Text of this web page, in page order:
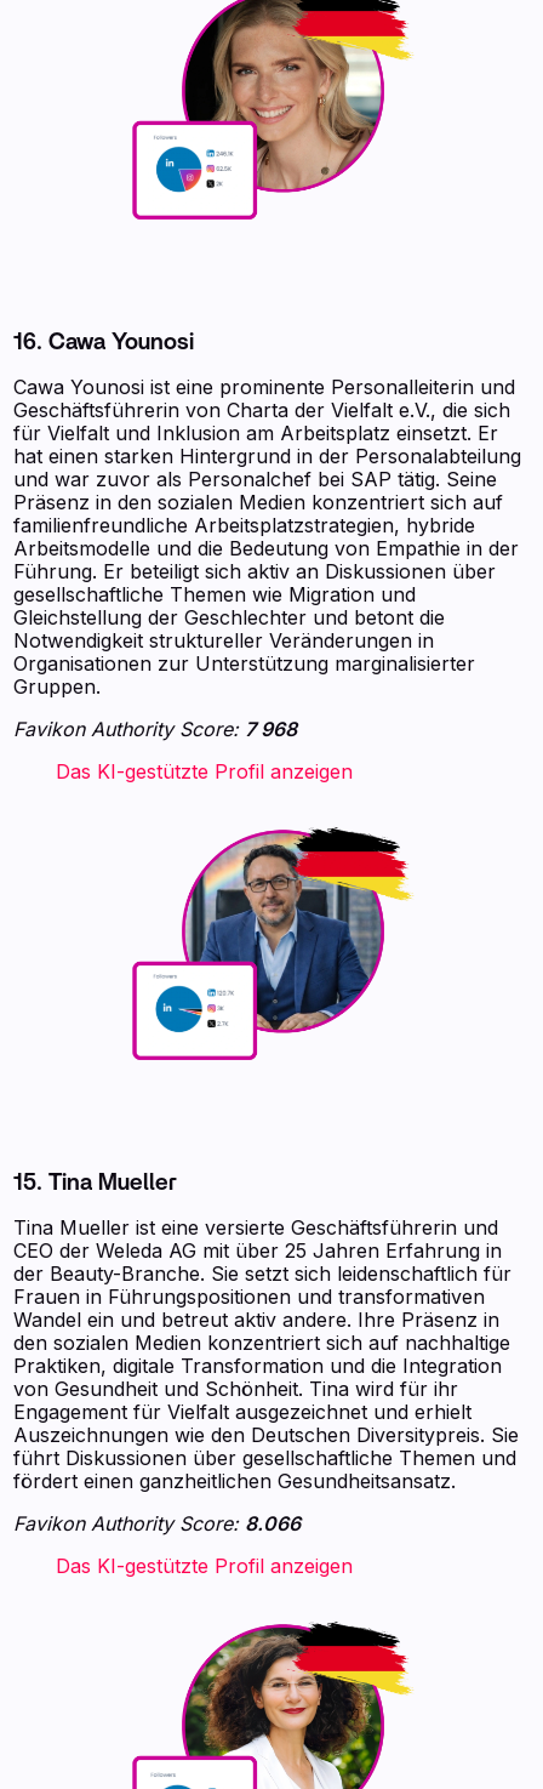
16. Cawa Younosi
Cawa Younosi ist eine prominente Personalleiterin und
Geschäftsführerin von Charta der Vielfalt e.V., die sich
für Vielfalt und Inklusion am Arbeitsplatz einsetzt. Er
hat einen starken Hintergrund in der Personalabteilung
und war zuvor als Personalchef bei SAP tätig. Seine
Präsenz in den sozialen Medien konzentriert sich auf
familienfreundliche Arbeitsplatzstrategien, hybride
Arbeitsmodelle und die Bedeutung von Empathie in der
Führung. Er beteiligt sich aktiv an Diskussionen über
gesellschaftliche Themen wie Migration und
Gleichstellung der Geschlechter und betont die
Notwendigkeit struktureller Veränderungen in
Organisationen zur Unterstützung marginalisierter
Gruppen.
Favikon Authority Score: 7 968
‍ ‍ ‍ ‍ ‍ ‍ ‍ Das KI-gestützte Profil anzeigen ‍ ‍ ‍
15. Tina Mueller
Tina Mueller ist eine versierte Geschäftsführerin und
CEO der Weleda AG mit über 25 Jahren Erfahrung in
der Beauty-Branche. Sie setzt sich leidenschaftlich für
Frauen in Führungspositionen und transformativen
Wandel ein und betreut aktiv andere. Ihre Präsenz in
den sozialen Medien konzentriert sich auf nachhaltige
Praktiken, digitale Transformation und die Integration
von Gesundheit und Schönheit. Tina wird für ihr
Engagement für Vielfalt ausgezeichnet und erhielt
Auszeichnungen wie den Deutschen Diversitypreis. Sie
führt Diskussionen über gesellschaftliche Themen und
fördert einen ganzheitlichen Gesundheitsansatz.
Favikon Authority Score: 8.066
‍ ‍ ‍ ‍ ‍ ‍ ‍ Das KI-gestützte Profil anzeigen ‍ ‍ ‍